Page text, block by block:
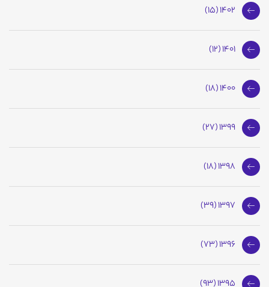
1402 (15)
1401 (12)
1400 (18)
1399 (27)
1398 (18)
1397 (39)
1396 (73)
1395 (93)